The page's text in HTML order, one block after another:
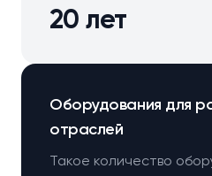
20 лет
Оборудования для
отраслей
Такое количество